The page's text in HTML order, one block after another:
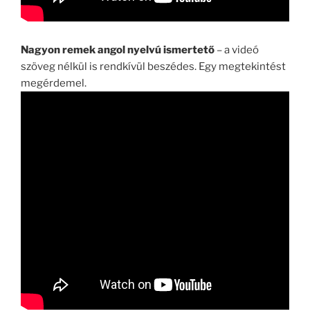
Nagyon remek angol nyelvú ismertető – a videó
szöveg nélkül is rendkívül beszédes. Egy megtekintést
megérdemel.